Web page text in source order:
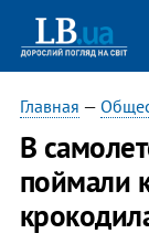
Главная —
В
поймали